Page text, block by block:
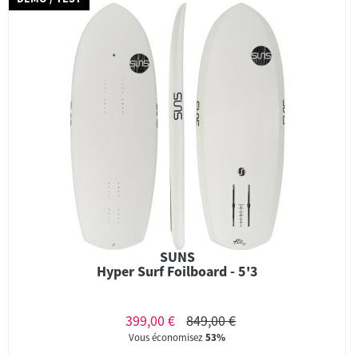
SUNS
Hyper Surf Foilboard - 5'3
399,00 € 849,00 €
Vous économisez53%